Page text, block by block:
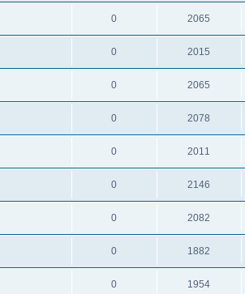
0 2065
0 2015
0 2065
0 2078
0 2011
0 2146
0 2082
0 1882
0 1954